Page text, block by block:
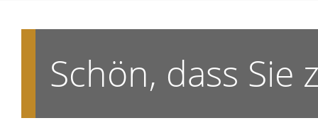
Schön, dass